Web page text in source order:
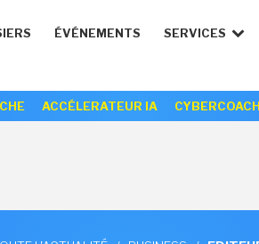
ÉVÉNEMENTS SERVICES
ACCÉLERATEUR IA CYBERCOACH